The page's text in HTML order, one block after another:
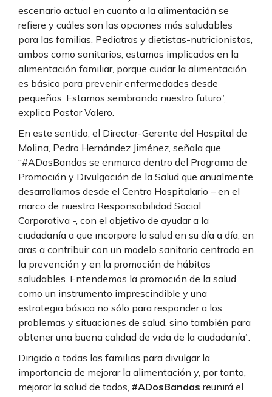
escenario actual en cuanto a la alimentación se
refiere y cuáles son las opciones más saludables
para las familias. Pediatras y dietistas-nutricionistas,
ambos como sanitarios, estamos implicados en la
alimentación familiar, porque cuidar la alimentación
es básico para prevenir enfermedades desde
pequeños. Estamos sembrando nuestro futuro”,
explica Pastor Valero.
En este sentido, el Director-Gerente del Hospital de
Molina, Pedro Hernández Jiménez, señala que
“#ADosBandas se enmarca dentro del Programa de
Promoción y Divulgación de la Salud que anualmente
desarrollamos desde el Centro Hospitalario – en el
marco de nuestra Responsabilidad Social
Corporativa -, con el objetivo de ayudar a la
ciudadanía a que incorpore la salud en su día a día, en
aras a contribuir con un modelo sanitario centrado en
la prevención y en la promoción de hábitos
saludables. Entendemos la promoción de la salud
como un instrumento imprescindible y una
estrategia básica no sólo para responder a los
problemas y situaciones de salud, sino también para
obtener una buena calidad de vida de la ciudadanía”.
Dirigido a todas las familias para divulgar la
importancia de mejorar la alimentación y, por tanto,
mejorar la salud de todos, #ADosBandas reunirá el